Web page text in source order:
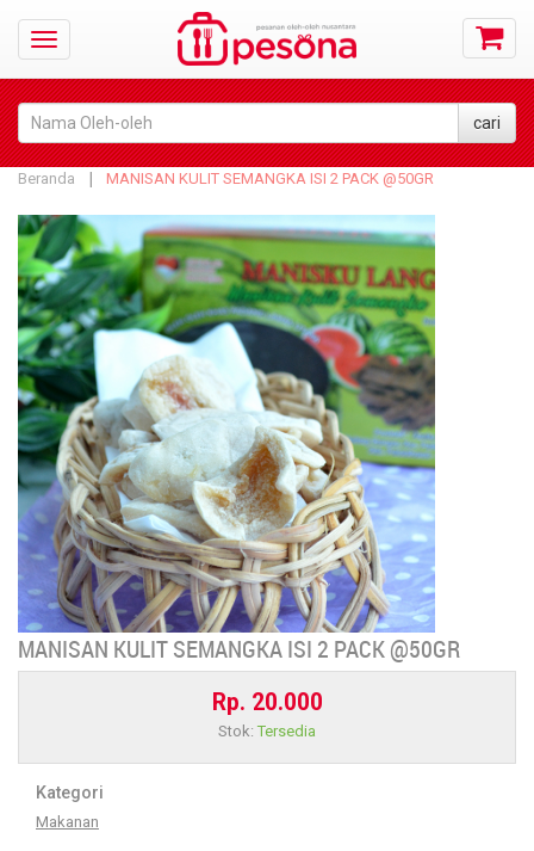
Beranda MANISAN KULIT SEMANGKA ISI 2 PACK @50GR
MANISAN KULIT SEMANGKA ISI 2 PACK @50GR
Rp. 20.000
Stok: Tersedia
Kategori
Makanan